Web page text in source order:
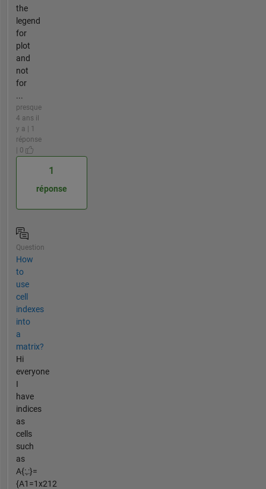
the
legend
for
plot
and
not
for
...
presque
4 ans il
y a | 1
réponse
| 0
1
réponse
Question
How
to
use
cell
indexes
into
a
matrix?
Hi
everyone
I
have
indices
as
cells
such
as
A{:,:}=
{A1=1x212